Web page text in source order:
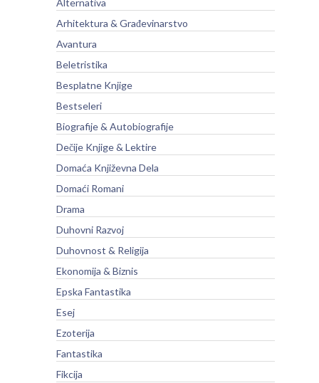
Alternativa
Arhitektura & Građevinarstvo
Avantura
Beletristika
Besplatne Knjige
Bestseleri
Biografije & Autobiografije
Dečije Knjige & Lektire
Domaća Književna Dela
Domaći Romani
Drama
Duhovni Razvoj
Duhovnost & Religija
Ekonomija & Biznis
Epska Fantastika
Esej
Ezoterija
Fantastika
Fikcija